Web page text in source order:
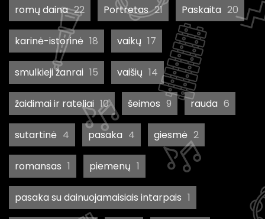
romų daina 22 Portretas 21 Paskaita 20
karinė-istorinė 18 vaikų 17
smulkieji žanrai 15 vaišių 14
žaidimai ir rateliai 10 šeimos 9 rauda 6
sutartinė 4 pasaka 4 giesmė 2
romansas 1 piemenų 1
pasaka su dainuojamaisiais intarpais 1